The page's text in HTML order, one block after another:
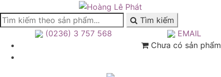
Tìm kiếm
(0236) 3 757 568
EMAIL
Chưa có sản phẩm